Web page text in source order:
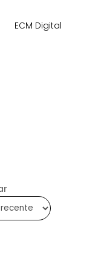
ECM Digital